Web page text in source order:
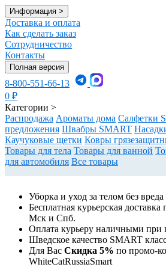
Информация >
Доставка и оплата
Как сделать заказ
Сотрудничество
Контакты
Полная версия
8-800-551-66-13
0 ₽
Категории >
Распродажа Ароматы дома Салфетки
предложения Швабры SMART
Каучуковые щетки Ковры
Товары для тела Товары для ванной
для автомобиля Все товары
Уборка и уход за телом без вреда
Бесплатная курьерская доставка
Мск и Спб.
Оплата курьеру наличными при
Шведское качество SMART
Для Вас Cкидка 5% по промо-
WhiteCatRussiaSmart